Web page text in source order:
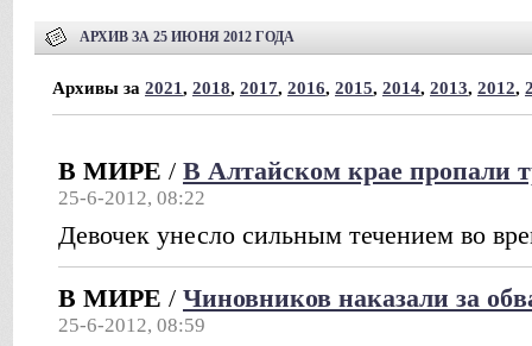
АРХИВ ЗА 25 ИЮНЯ 2012 ГОДА
Архивы за 2021, 2018, 2017, 2016, 2015, 2014, 2013, 2012,
В МИРЕ / В Алтайском крае пропали
25-6-2012, 08:22
Девочек унесло сильным течением во
В МИРЕ / Чиновников наказали за
25-6-2012, 08:59